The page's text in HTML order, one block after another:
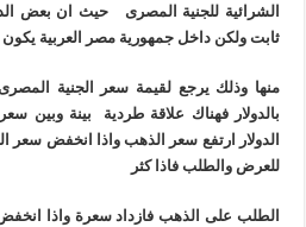
الشرائية للجنية المصرى حيث ان بعض
ثابت ولكن داخل جمهورية مصر العربية يكون
منها وذلك يرجع لقيمة سعر الجنية
بالدولار فهناك علاقة طردية بينة وبين
الدولار ارتفع سعر الذهب واذا انخفض سعر
للعرض والطلب فاذا كثر
الطلب على الذهب فازداد سعرة واذا